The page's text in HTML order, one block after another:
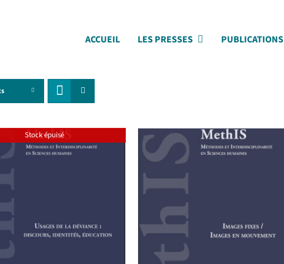
ACCUEIL LES PRESSES PUBLICATIONS
Stock épuisé